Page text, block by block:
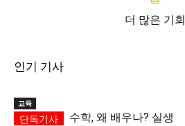
더 많은 기회
인기 기사
교육
수학, 왜 배우나? 실생